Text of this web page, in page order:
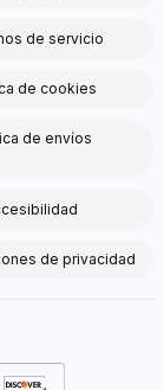
de servicio
de cookies
de envíos
de privacidad